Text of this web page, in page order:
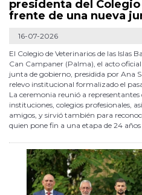
presidenta del Colegio
frente de una nueva
16-07-2026
El Colegio de Veterinarios de las Islas
Can Campaner (Palma), el acto
junta de gobierno, presidida por Ana
relevo institucional formalizado el
La ceremonia reunió a
instituciones, colegios profesionales,
amigos, y sirvió también para
quien pone fin a una etapa de 24